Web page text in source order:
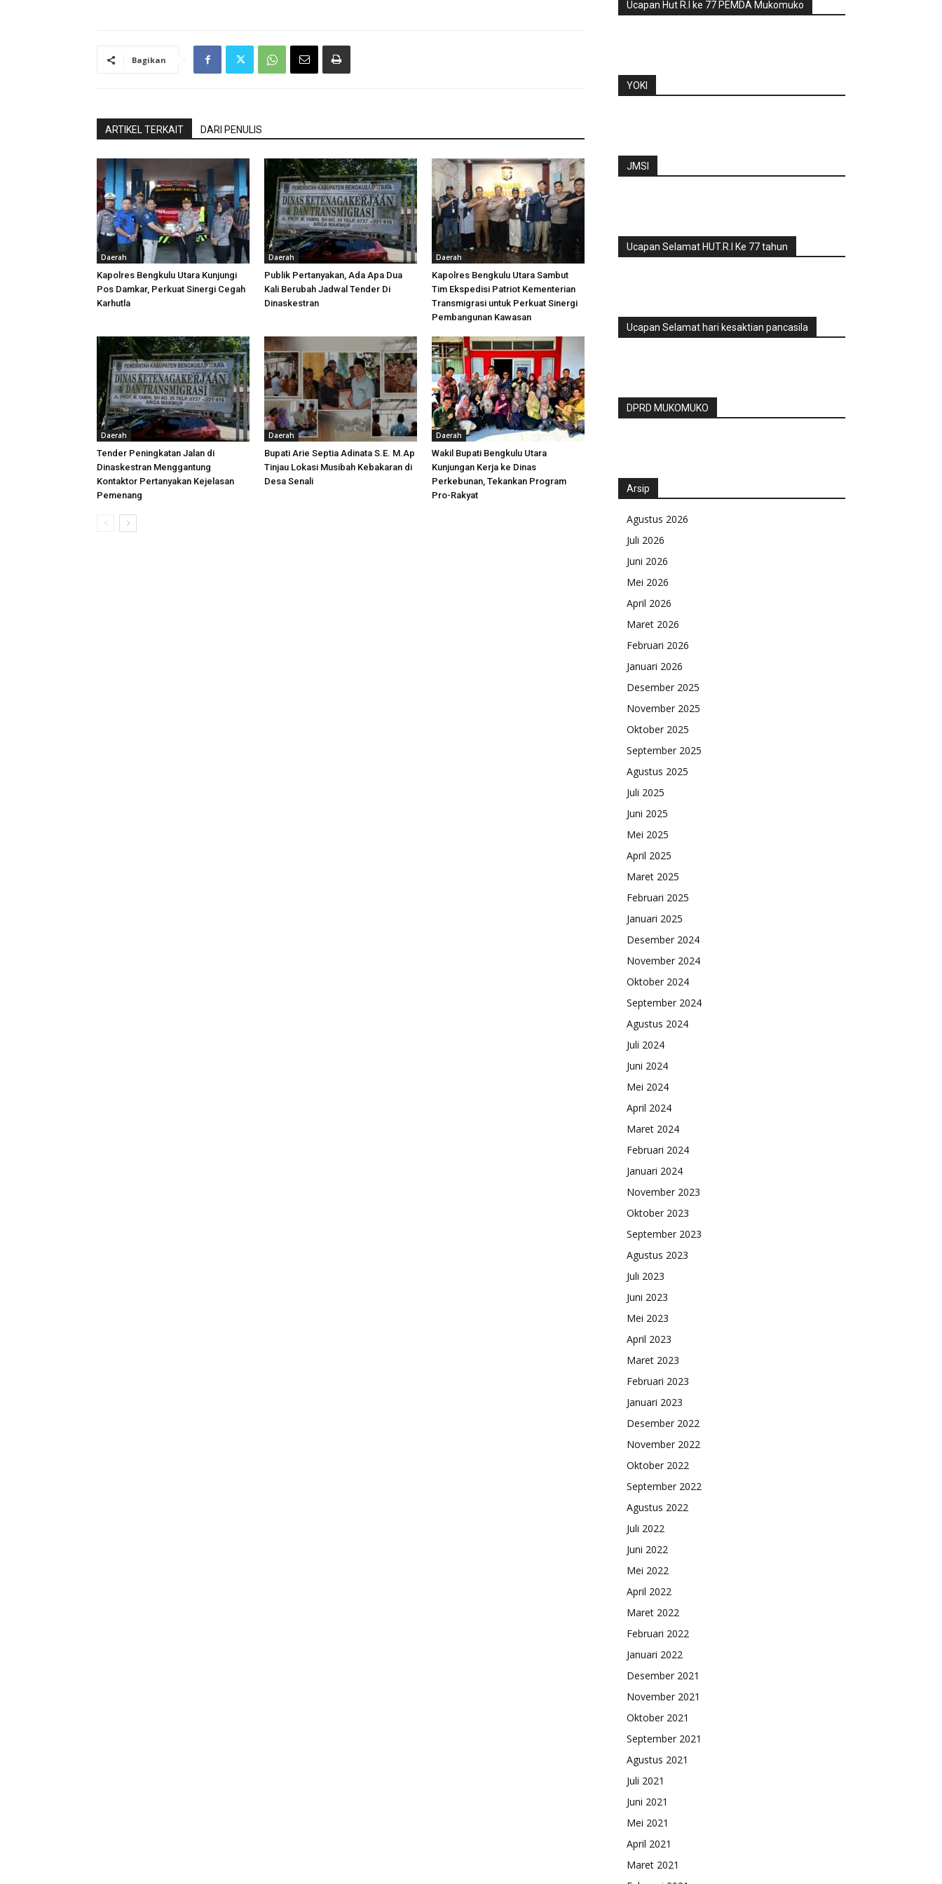
Bagikan
ARTIKEL TERKAIT DARI PENULIS
Daerah
Kapolres Bengkulu Utara Kunjungi
Pos Damkar, Perkuat Sinergi Cegah
Karhutla
Daerah
Publik Pertanyakan, Ada Apa Dua
Kali Berubah Jadwal Tender Di
Dinaskestran
Daerah
Kapolres Bengkulu Utara Sambut
Tim Ekspedisi Patriot Kementerian
Transmigrasi untuk Perkuat Sinergi
Pembangunan Kawasan
Daerah
Tender Peningkatan Jalan di
Dinaskestran Menggantung
Kontaktor Pertanyakan Kejelasan
Pemenang
Daerah
Bupati Arie Septia Adinata S.E. M.Ap
Tinjau Lokasi Musibah Kebakaran di
Desa Senali
Daerah
Wakil Bupati Bengkulu Utara
Kunjungan Kerja ke Dinas
Perkebunan, Tekankan Program
Pro-Rakyat
Ucapan Hut R.I ke 77 PEMDA Mukomuko
YOKI
JMSI
Ucapan Selamat HUT.R.I Ke 77 tahun
Ucapan Selamat hari kesaktian pancasila
DPRD MUKOMUKO
Arsip
Agustus 2026
Juli 2026
Juni 2026
Mei 2026
April 2026
Maret 2026
Februari 2026
Januari 2026
Desember 2025
November 2025
Oktober 2025
September 2025
Agustus 2025
Juli 2025
Juni 2025
Mei 2025
April 2025
Maret 2025
Februari 2025
Januari 2025
Desember 2024
November 2024
Oktober 2024
September 2024
Agustus 2024
Juli 2024
Juni 2024
Mei 2024
April 2024
Maret 2024
Februari 2024
Januari 2024
November 2023
Oktober 2023
September 2023
Agustus 2023
Juli 2023
Juni 2023
Mei 2023
April 2023
Maret 2023
Februari 2023
Januari 2023
Desember 2022
November 2022
Oktober 2022
September 2022
Agustus 2022
Juli 2022
Juni 2022
Mei 2022
April 2022
Maret 2022
Februari 2022
Januari 2022
Desember 2021
November 2021
Oktober 2021
September 2021
Agustus 2021
Juli 2021
Juni 2021
Mei 2021
April 2021
Maret 2021